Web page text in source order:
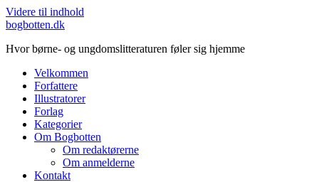
Videre til indhold
bogbotten.dk
Hvor børne- og ungdomslitteraturen føler sig hjemme
Velkommen
Forfattere
Illustratorer
Forlag
Kategorier
Om Bogbotten
Om redaktørerne
Om anmelderne
Kontakt